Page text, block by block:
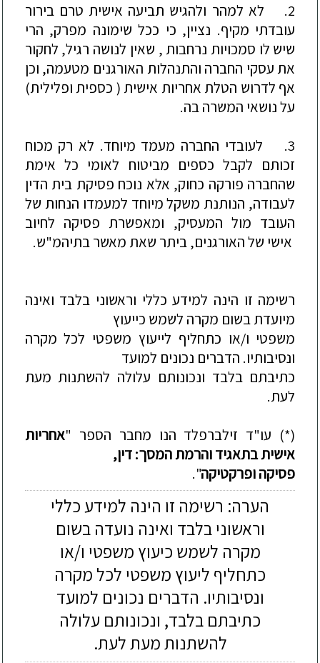
2. לא למהר ולהגיש תביעה אישית טרם בירור
עובדתי מקיף. נציין, כי ככל שימונה מפרק, הרי
שיש לו סמכויות נרחבות , שאין לנושה רגיל, לחקור
את עסקי החברה והתנהלות האורגנים מטעמה, וכן
אף לדרוש הטלת אחריות אישית ( כספית ופלילית)
על נושאי המשרה בה.
3.
לעובדי החברה מעמד מיוחד. לא רק מכוח
זכותם לקבל כספים מביטוח לאומי כל אימת
שהחברה פורקה כחוק, אלא נוכח פסיקת בית הדין
לעבודה, הנותנת משקל מיוחד למעמדו הנחות של
העובד מול המעסיק, ומאפשרת פסיקה לחיוב
אישי שלהאורגנים, ביתר שאת מאשר בתיהמ"ש.
רשימה זו הינה למידע כללי וראשוני בלבד ואינה
מיועדת בשום מקרה לשמש כייעוץ
משפטי ו/או כתחליף לייעוץ משפטי לכל מקרה
ונסיבותיו. הדברים נכונים למועד
כתיבתם בלבד ונכונותם עלולה להשתנות מעת
לעת.
(*) עו"ד זילברפלד הנו מחבר הספר "אחריות
אישית בתאגיד והרמת המסך: דין,
פסיקה ופרקטיקה".
הערה: רשימה זו הינה למידע כללי
וראשוני בלבד ואינה נועדה בשום
מקרה לשמש כיעוץ משפטי ו/או
כתחליף ליעוץ משפטי לכל מקרה
ונסיבותיו. הדברים נכונים למועד
כתיבתם בלבד, ונכונותם עלולה
להשתנות מעת לעת.